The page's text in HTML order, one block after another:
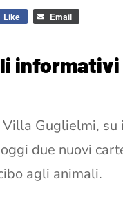
Like Email
informativi
Guglielmi, su
due nuovi
agli animali.